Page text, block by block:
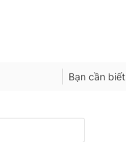
Bạn cần biết